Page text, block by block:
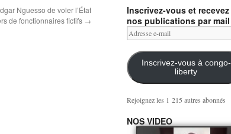
Nguesso de voler l’État
de fonctionnaires fictifs →
Inscrivez-vous et recevez
nos publications par mail
Adresse
e-
mail
Inscrivez-vous à congo-
liberty
Rejoignez les 1 215 autres abonnés
NOS VIDEO